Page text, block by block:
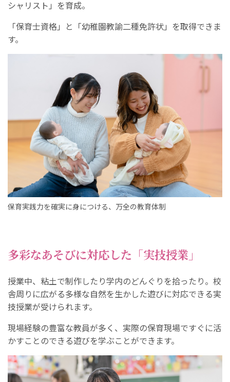
シャリスト」を育成。
「保育士資格」と「幼稚園教諭二種免許状」を取得できま
す。
保育実践力を確実に身につける、万全の教育体制
多彩なあそびに対応した「実技授業」
授業中、粘土で制作したり学内のどんぐりを拾ったり。校
舎周りに広がる多様な自然を生かした遊びに対応できる実
技授業が受けられます。
現場経験の豊富な教員が多く、実際の保育現場ですぐに活
かすことのできる遊びを学ぶことができます。